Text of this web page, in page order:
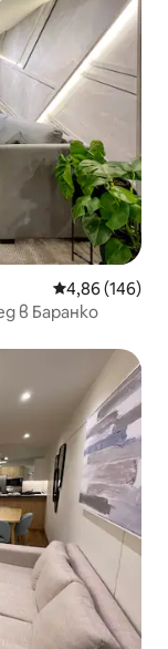
Средна
4,86 (146)
в Баранко